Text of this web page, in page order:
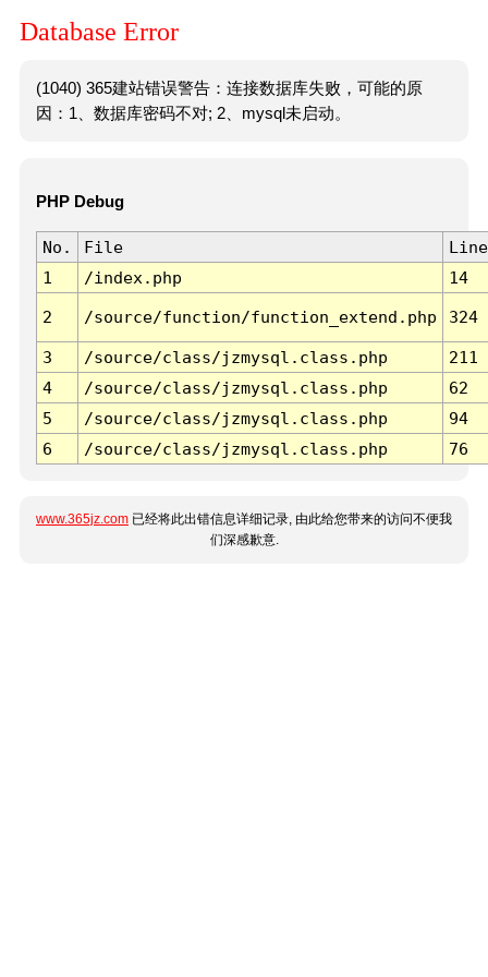
Database Error
(1040) 365建站错误警告：连接数据库失败，可能的原
因：1、数据库密码不对; 2、mysql未启动。
PHP Debug
No. File
Line
1
/index.php 14
2 /source/function/function_extend.php 324
3 /source/class/jzmysql.class.php
211
4
/source/class/jzmysql.class.php
62
5
/source/class/jzmysql.class.php
94
6
/source/class/jzmysql.class.php 76
www.365jz.com 已经将此出错信息详细记录, 由此给您带来的访问不便我
们深感歉意.